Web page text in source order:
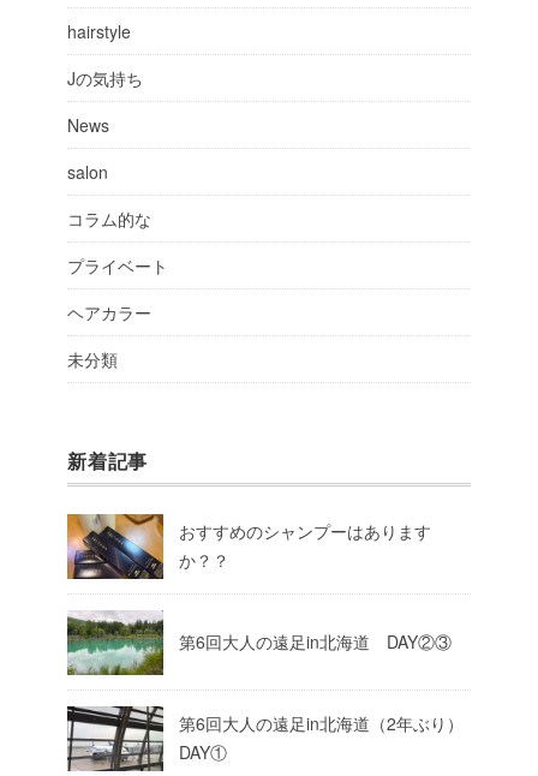
hairstyle
Jの気持ち
News
salon
コラム的な
プライベート
ヘアカラー
未分類
新着記事
おすすめのシャンプーはあります
か？？
第6回大人の遠足in北海道 DAY②③
第6回大人の遠足in北海道（2年ぶり）
DAY①